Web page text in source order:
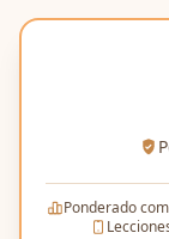
Ponderado